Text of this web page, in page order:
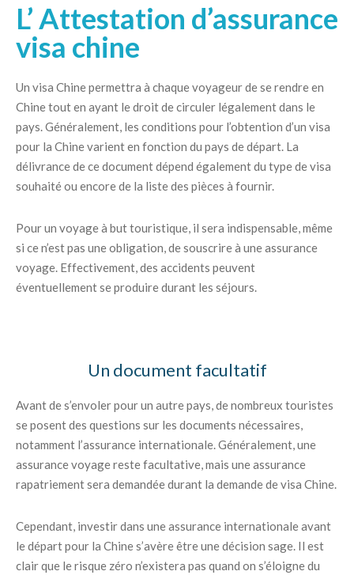
L’ Attestation d’assurance
visa chine
Un visa Chine permettra à chaque voyageur de se rendre en
Chine tout en ayant le droit de circuler légalement dans le
pays. Généralement, les conditions pour l’obtention d’un visa
pour la Chine varient en fonction du pays de départ. La
délivrance de ce document dépend également du type de visa
souhaité ou encore de la liste des pièces à fournir.
Pour un voyage à but touristique, il sera indispensable, même
si ce n’est pas une obligation, de souscrire à une assurance
voyage. Effectivement, des accidents peuvent
éventuellement se produire durant les séjours.
Un document facultatif
Avant de s’envoler pour un autre pays, de nombreux touristes
se posent des questions sur les documents nécessaires,
notamment l’assurance internationale. Généralement, une
assurance voyage reste facultative, mais une assurance
rapatriement sera demandée durant la demande de visa Chine.
Cependant, investir dans une assurance internationale avant
le départ pour la Chine s’avère être une décision sage. Il est
clair que le risque zéro n’existera pas quand on s’éloigne du